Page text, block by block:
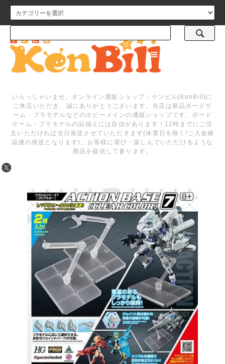
メニュー
いらっしゃいませ。オンライン通販ショップ：ケンビル[KenBill]に
ご来店いただき、誠にありがとうございます。当店は新品ボードゲ
ーム・プラモデルなどのホビーメインの通販ショップです。ボード
ゲーム・プラモデルの品揃えには自信があります！12時までにご注
文いただければ当日発送させていただきます(休業日を除く/ご入金確
認後の発送となります)。お客様に喜び・楽しんでいただけるような
商品を提供して参ります。